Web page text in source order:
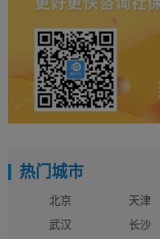
热门城市
北京 天津
武汉
长沙